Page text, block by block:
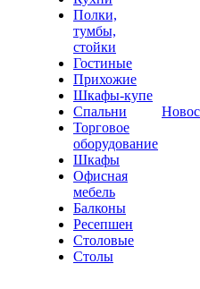
Полки,
тумбы,
стойки
Гостиные
Прихожие
Шкафы-купе
Спальни
Торговое
оборудование
Шкафы
Офисная
мебель
Балконы
Ресепшен
Столовые
Столы